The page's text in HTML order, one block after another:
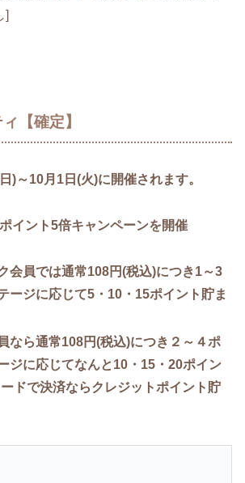
]
【確定】
)～10月1日(火)に開催されます。
イント5倍キャンペーンを開催
会員では通常108円(税込)につき1～3
ージに応じて5・10・15ポイント貯ま
なら通常108円(税込)につき２～４ポ
ジに応じてなんと10・15・20ポイン
ードで決済ならクレジットポイント貯